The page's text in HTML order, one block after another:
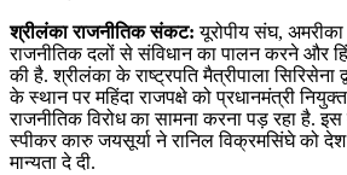
श्रीलंका राजनीतिक संकट: यूरोपीय संघ,
राजनीतिक दलों से संविधान का पालन करने और
की है. श्रीलंका के राष्‍ट्रपति मैत्रीपाला सिरिसेना
के स्‍थान पर महिंदा राजपक्षे को प्रधानमंत्री
राजनीतिक विरोध का सामना करना पड़ रहा है.
स्पीकर कारु जयसूर्या ने रानिल विक्रमसिंघे को
मान्यता दे दी.